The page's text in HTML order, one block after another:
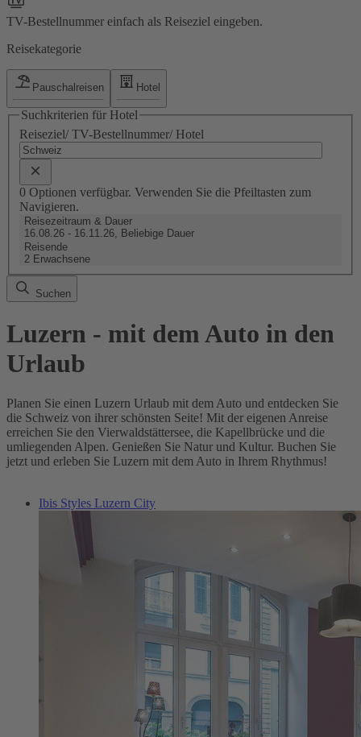
TV-Bestellnummer einfach als Reiseziel eingeben.
Reisekategorie
Pauschalreisen Hotel
Suchkriterien für Hotel
Reiseziel/ TV-Bestellnummer/ Hotel
0 Optionen verfügbar. Verwenden Sie die Pfeiltasten zum
Navigieren.
Reisezeitraum & Dauer
16.08.26 - 16.11.26, Beliebige Dauer
Reisende
2 Erwachsene
Suchen
Luzern - mit dem Auto in den
Urlaub
Planen Sie einen Luzern Urlaub mit dem Auto und entdecken Sie
die Schweiz von ihrer schönsten Seite! Mit der eigenen Anreise
erreichen Sie den Vierwaldstättersee, die Kapellbrücke und die
umliegenden Alpen. Genießen Sie Natur und Kultur. Buchen Sie
jetzt und erleben Sie Luzern mit dem Auto in Ihrem Rhythmus!
Ibis Styles Luzern City